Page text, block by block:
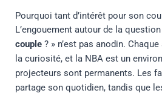
Pourquoi tant d’intérêt pour son
L’engouement autour de la question
couple? » n’est pas anodin.
la curiosité, et la NBA est un
projecteurs sont permanents. Les
partage son quotidien, tandis que